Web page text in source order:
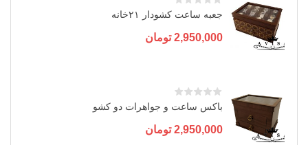
جعبه ساعت کشودار ۲۱خانه
2,950,000 تومان
باکس ساعت و جواهرات دو کشو
2,950,000 تومان